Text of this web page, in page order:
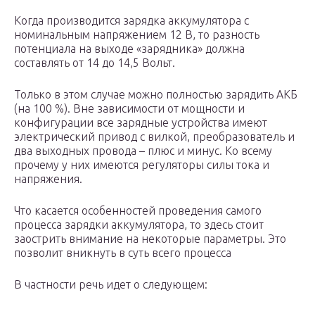
Когда производится зарядка аккумулятора с
номинальным напряжением 12 В, то разность
потенциала на выходе «зарядника» должна
составлять от 14 до 14,5 Вольт.
Только в этом случае можно полностью зарядить АКБ
(на 100 %). Вне зависимости от мощности и
конфигурации все зарядные устройства имеют
электрический привод с вилкой, преобразователь и
два выходных провода – плюс и минус. Ко всему
прочему у них имеются регуляторы силы тока и
напряжения.
Что касается особенностей проведения самого
процесса зарядки аккумулятора, то здесь стоит
заострить внимание на некоторые параметры. Это
позволит вникнуть в суть всего процесса
В частности речь идет о следующем: